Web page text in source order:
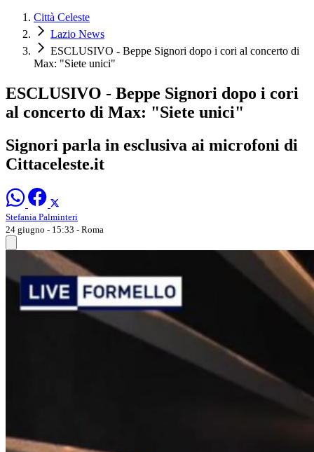
Città Celeste
Lazio News
ESCLUSIVO - Beppe Signori dopo i cori al concerto di
Max: "Siete unici"
ESCLUSIVO - Beppe Signori dopo i cori
al concerto di Max: "Siete unici"
Signori parla in esclusiva ai microfoni di
Cittaceleste.it
Stefania Palminteri
24 giugno - 15:33 - Roma